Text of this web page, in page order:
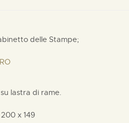
delle Stampe;
lastra di rame.
200 x 149